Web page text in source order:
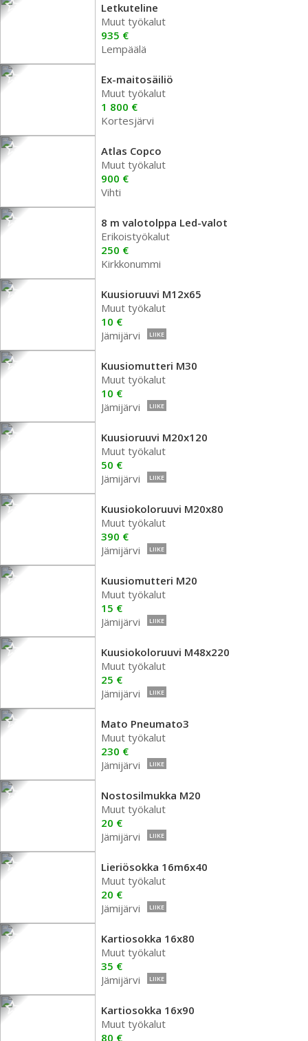
Letkuteline
Muut työkalut
935 €
Lempäälä
Ex-maitosäiliö
Muut työkalut
1 800 €
Kortesjärvi
Atlas Copco
Muut työkalut
900 €
Vihti
8 m valotolppa Led-valot
Erikoistyökalut
250 €
Kirkkonummi
Kuusioruuvi M12x65
Muut työkalut
10 €
Jämijärvi
LIIKE
Kuusiomutteri M30
Muut työkalut
10 €
Jämijärvi
LIIKE
Kuusioruuvi M20x120
Muut työkalut
50 €
Jämijärvi
LIIKE
Kuusiokoloruuvi M20x80
Muut työkalut
390 €
Jämijärvi
LIIKE
Kuusiomutteri M20
Muut työkalut
15 €
Jämijärvi
LIIKE
Kuusiokoloruuvi M48x220
Muut työkalut
25 €
Jämijärvi
LIIKE
Mato Pneumato3
Muut työkalut
230 €
Jämijärvi
LIIKE
Nostosilmukka M20
Muut työkalut
20 €
Jämijärvi
LIIKE
Lieriösokka 16m6x40
Muut työkalut
20 €
Jämijärvi
LIIKE
Kartiosokka 16x80
Muut työkalut
35 €
Jämijärvi
LIIKE
Kartiosokka 16x90
Muut työkalut
80 €